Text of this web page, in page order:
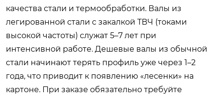
качества стали и термообработки. Валы из
легированной стали с закалкой ТВЧ (токами
высокой частоты) служат 5–7 лет при
интенсивной работе. Дешевые валы из обычной
стали начинают терять профиль уже через 1–2
года, что приводит к появлению «лесенки» на
картоне. При заказе обязательно требуйте